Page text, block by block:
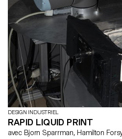
DESIGN INDUSTRIEL
RAPID LIQUID PRINT
avec Bjorn Sparrman, Hamilton